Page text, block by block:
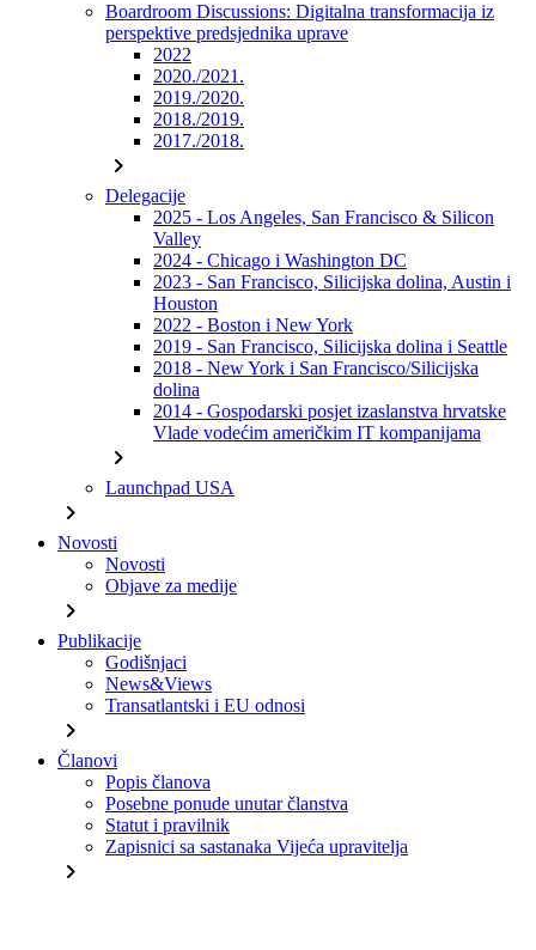
Boardroom Discussions: Digitalna transformacija iz
perspektive predsjednika uprave
2022
2020./2021.
2019./2020.
2018./2019.
2017./2018.
chevron_right
Delegacije
2025 - Los Angeles, San Francisco & Silicon
Valley
2024 - Chicago i Washington DC
2023 - San Francisco, Silicijska dolina, Austin i
Houston
2022 - Boston i New York
2019 - San Francisco, Silicijska dolina i Seattle
2018 - New York i San Francisco/Silicijska
dolina
2014 - Gospodarski posjet izaslanstva hrvatske
Vlade vodećim američkim IT kompanijama
chevron_right
Launchpad USA
chevron_right
Novosti
Novosti
Objave za medije
chevron_right
Publikacije
Godišnjaci
News&Views
Transatlantski i EU odnosi
chevron_right
Članovi
Popis članova
Posebne ponude unutar članstva
Statut i pravilnik
Zapisnici sa sastanaka Vijeća upravitelja
chevron_right